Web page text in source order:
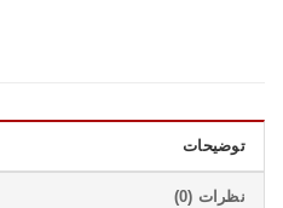
توضیحات
نظرات (0)